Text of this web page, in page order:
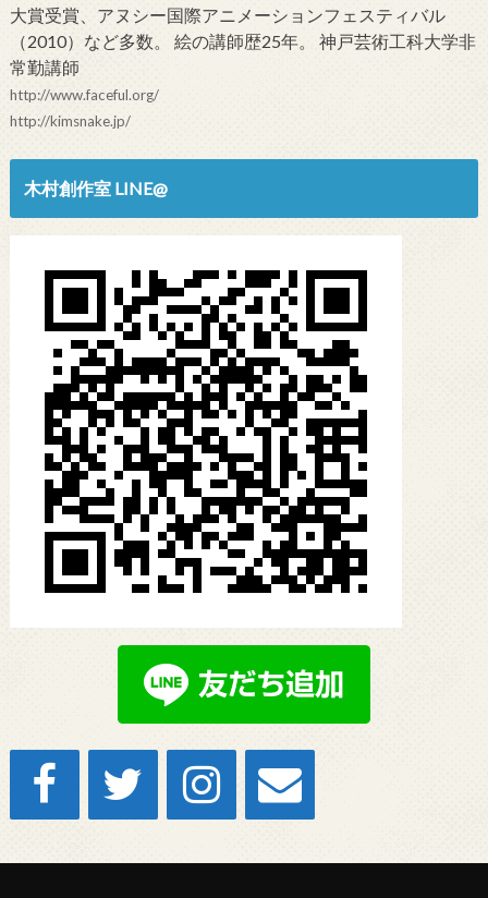
大賞受賞、アヌシー国際アニメーションフェスティバル
（2010）など多数。 絵の講師歴25年。 神戸芸術工科大学非
常勤講師
http://www.faceful.org/
http://kimsnake.jp/
木村創作室 LINE@